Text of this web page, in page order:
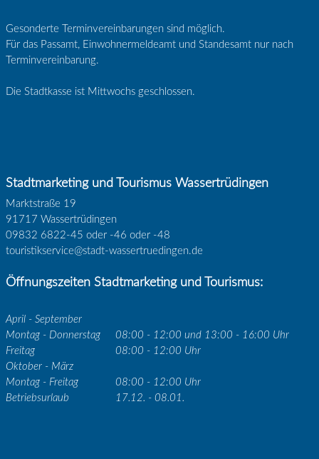
Gesonderte Terminvereinbarungen sind möglich.
Für das Passamt, Einwohnermeldeamt und Standesamt nur nach
Terminvereinbarung.
Die Stadtkasse ist Mittwochs geschlossen.
Stadtmarketing und Tourismus Wassertrüdingen
Marktstraße 19
91717 Wassertrüdingen
09832 6822-45 oder -46 oder -48
touristikservice@stadt-wassertruedingen.de
Öffnungszeiten Stadtmarketing und Tourismus:
April - September
Montag - Donnerstag
08:00 - 12:00 und 13:00 - 16:00 Uhr
Freitag
08:00 - 12:00 Uhr
Oktober - März
Montag - Freitag
08:00 - 12:00 Uhr
Betriebsurlaub
17.12. - 08.01.